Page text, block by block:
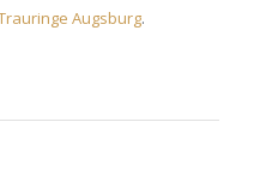
Augsburg.